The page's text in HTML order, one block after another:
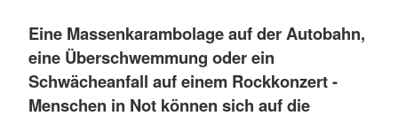
Eine Massenkarambolage auf der Autobahn,
eine Überschwemmung oder ein
Schwächeanfall auf einem Rockkonzert-
Menschen in Not können sich auf die